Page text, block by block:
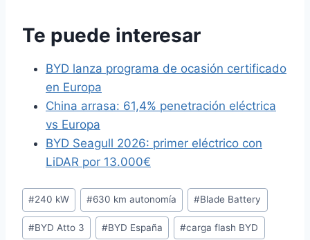
Te puede interesar
BYD lanza programa de ocasión certificado
en Europa
China arrasa: 61,4% penetración eléctrica
vs Europa
BYD Seagull 2026: primer eléctrico con
LiDAR por 13.000€
Etiquetas
de
la
#240 kW #630 km autonomía #Blade Battery
#BYD Atto 3 #BYD España #carga flash BYD